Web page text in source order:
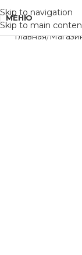
Skip to navigation
Skip to main
МЕНЮ
Главная